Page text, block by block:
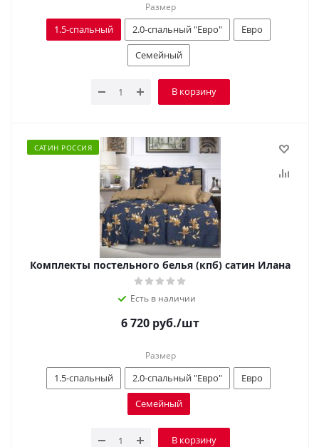
Размер
1.5-спальный 2.0-спальный "Евро"
Евро
Семейный
В корзину
САТИН РОССИЯ
Комплекты постельного белья (кпб) сатин Илана
Есть в наличии
6 720 руб./шт
Размер
1.5-спальный 2.0-спальный "Евро"
Евро
Семейный
В корзину